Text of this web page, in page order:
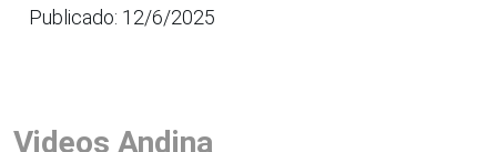
Publicado: 12/6/2025
Videos Andina